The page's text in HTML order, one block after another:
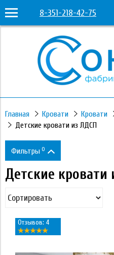
8-351-218-42-75
Главная Кровати Кровати
Детские кровати из ЛДСП
Фильтры 0
Цена
Детские
Отзывов: 4